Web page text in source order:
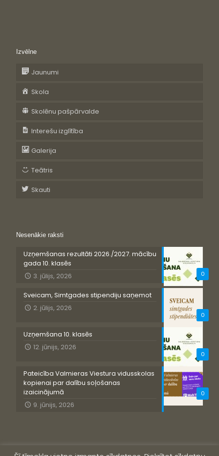
Izvēlne
Jaunumi
Skola
Skolēnu pašpārvalde
Interešu izglītība
Galerija
Teātris
Skauti
Nesenākie raksti
0
Uzņemšanas rezultāti 2026./2027. mācību
gada 10. klasēs
3. jūlijs, 2026
0
Sveicam, Simtgades stipendiju saņemot
2. jūlijs, 2026
0
Uzņemšana 10. klasēs
12. jūnijs, 2026
0
Pateicība Valmieras Viestura vidusskolas
kopienai par dalību soļošanas
izaicinājumā
9. jūnijs, 2026